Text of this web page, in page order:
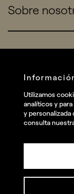
Startups
Work
Sobre
Talent
Contact
Instagram
Facebook
© summa.es Todos
Utilizamos
analíticos y
y personalizada
consulta